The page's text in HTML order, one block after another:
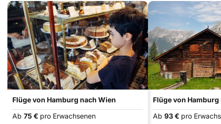
Flüge von Hamburg nach Wien
Ab 75 € pro Erwachsenen
Flüge von
Ab 93 € pro